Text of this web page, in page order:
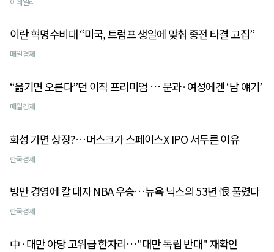
이란 혁명수비대 “미국, 트럼프 생일에 맞춰 종전 타결 고집”
매일경제
“옮기면 오른다”던 이직 프리미엄 … 문과·여성에겐 ‘남 얘기’
매일경제
화성 가면 상장?…머스크가 스페이스X IPO 서두른 이유
한국경제
방만 경영에 칼 대자 NBA 우승…뉴욕 닉스의 53년 恨 풀렸다
한국경제
中·대만 야당 고위급 한자리…"대만 독립 반대" 재확인